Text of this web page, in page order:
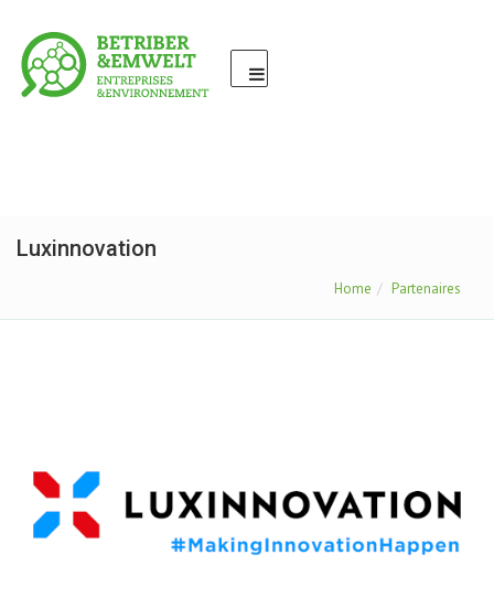
Luxinnovation
Home Partenaires